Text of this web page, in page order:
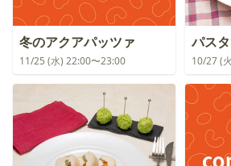
冬のアクアパッツァ
11/25 (水) 22:00〜23:00
パス
10/27 (